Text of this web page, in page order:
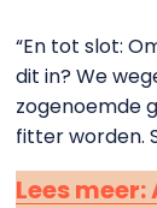
“En tot slot:
dit in? We
zogenoemde
fitter worden.
Lees